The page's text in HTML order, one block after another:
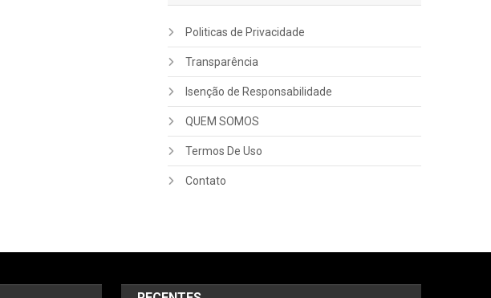
Politicas de Privacidade
Transparência
Isenção de Responsabilidade
QUEM SOMOS
Termos De Uso
Contato